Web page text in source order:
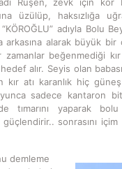
üzülüp, haksızlığa
adıyla Bolu
arkasına alarak büyük
beğenmediği
alır. Seyis olan
kır atı karanlık hiç
sadece kantaron
tımarını yaparak
güçlendirir.. sonrasını
demleme